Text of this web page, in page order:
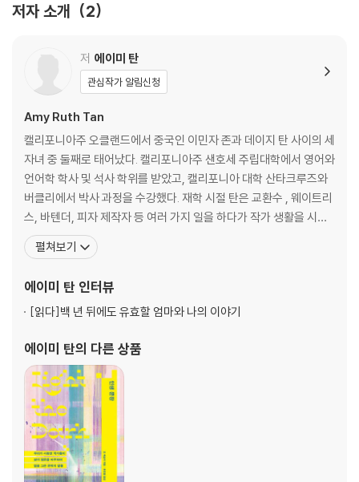
공공장소에서 이를 쑤시고, 레몬색과 연분홍은 겨울옷으로 좋은 색이 아니
없지만, 엉터리 영어로 무언가 설명하려 드는 것도 한심스럽다. 엄마와 딸
은 마치 서로 다른 언어를 쓰는 것만 같고, 실제로도 그랬다. 엄마가 중국어
로 말하면 딸은 영어로 대답했으니까. 하지만 삶의 중요한 시기와 여러 혼
란스러운 순간들 속에서는 어김없이 엄마를 생각하고 마침내 엄마의 진실
을 어렴풋하게나마 이해하게 되는 순간에 도달한다.
이들의 이야기는 우리에게 질문한다. 딸은 정말 엄마의 자리에 앉아, 온전
히 엄마의 입장이 되어볼 수 있을까? 과거에 엄마를 살게 했던 소망이 오늘
의 딸을 살아가게 하는 생명력이 될 수 있을까? 소설 『조이 럭 클럽』에서
그 실마리를 찾을 수 있다.
어머니에서 딸에게로 이어져온 삶의 역사
넘쳐 흐르는 해류처럼 강인한 생명력
방식으로 서술된다. 세상을 떠난 엄마 수위안의 이야기는 그의 딸 징메이
의 시점에서 서술된다. 수위안은 과거 중국에서 전쟁 중 난리통에 잃어버
린 두 딸을 평생 찾아 헤맸다. 그리고 엄마가 죽고 없는 이제, 징메이는 엄
마의 두 딸이 중국에 살아 있다는 소식을 듣게 된다.
웨벌리는 태어난 이래로 줄곧 엄마와 마치 체스를 하듯 수싸움을 벌여왔던
것 같다고 생각한다. 엄마는 흑이고 그는 백이다. 웨벌리가 아무리 전략을
짜도 말판을 건너 나를 향해 거침없이 진군해 오는 엄마 앞에서는 속수무
레나 세인트 클레어의 이야기: 밥풀 남편
로즈 슈 조던의 이야기: 나무가 없는 사주
징메이 우의 이야기: 최고로 좋은 것
서녘 하늘의 황태후
안메이 슈의 이야기: 까치들
잉잉 세인트 클레어의 이야기: 나무 사이에서 기다리며
린도 종의 이야기: 두 얼굴
징메이 우의 이야기: 두 장의 티켓
저자 소개 2
저 에이미 탄
관심작가 알림신청
Amy Ruth Tan
캘리포니아주 오클랜드에서 중국인 이민자 존과 데이지 탄 사이의 세
자녀 중 둘째로 태어났다. 캘리포니아주 샌호세 주립대학에서 영어와
언어학 학사 및 석사 학위를 받았고, 캘리포니아 대학 산타크루즈와
버클리에서 박사 과정을 수강했다. 재학 시절 탄은 교환수 , 웨이트리
스, 바텐더, 피자 제작자 등 여러 가지 일을 하다가 작가 생활을 시작
했다. 프리랜서 비즈니스 작가로서 AT&T , IBM , Bank of Americ
a , Pacific Bell 등에서 가명으로 프로젝트를 진행하며 주 90시간씩
다. 단편
펼쳐보기
에이미 탄 인터뷰
[읽다]백 년 뒤에도 유효할 엄마와 나의 이야기
에이미 탄의 다른 상품